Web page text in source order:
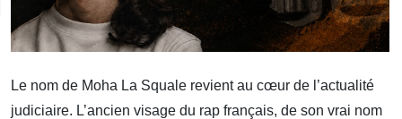
Le nom de Moha La Squale revient au cœur de l’actualité
judiciaire. L’ancien visage du rap français, de son vrai nom